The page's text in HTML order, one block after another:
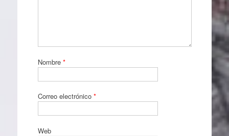
Nombre *
Correo electrónico *
Web